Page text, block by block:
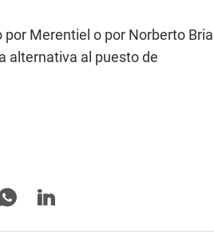
Merentiel o por Norberto
alternativa al puesto de